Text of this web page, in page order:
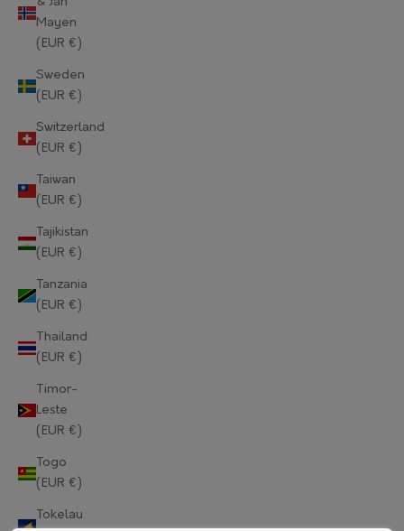
Mayen
(EUR €)
Sweden
(EUR €)
Switzerland
(EUR €)
Taiwan
(EUR €)
Tajikistan
(EUR €)
Tanzania
(EUR €)
Thailand
(EUR €)
Timor-
Leste
(EUR €)
Togo
(EUR €)
Tokelau
Norway (EUR €)
Pakistan (EUR €)
Palestinian Territories (EUR €)
Panama (EUR €)
Papua New Guinea (EUR €)
Paraguay (EUR €)
Peru (EUR €)
Pitcairn Islands (EUR €)
Poland (EUR €)
Portugal (EUR €)
Qatar (EUR €)
Réunion (EUR €)